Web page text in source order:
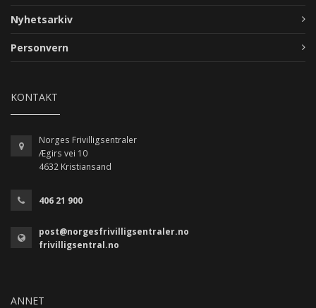
Nyhetsarkiv
Personvern
KONTAKT
Norges Frivilligsentraler
Ægirs vei 10
4632 Kristiansand
406 21 900
post@norgesfrivilligsentraler.no
frivilligsentral.no
ANNET